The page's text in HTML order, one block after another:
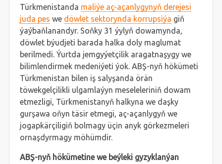
Türkmenistanda maliýe aç-açanlygynyň derejesi
juda pes we döwlet sektorynda korrupsiýa giň
ýaýbaňlanandyr. Soňky 31 ýylyň dowamynda,
döwlet býudjeti barada halka doly maglumat
berilmedi. Ýurtda jemgyýetçilik aragatnaşygy we
bilimlendirmek medeniýeti ýok. ABŞ-nyň hökümeti
Türkmenistan bilen iş salyşanda örän
töwekgelçilikli ulgamlaýyn meseleleriniň dowam
etmezligi, Türkmenistanyň halkyna we daşky
gurşawa oňyn täsir etmegi, aç-açanlygyň we
jogapkärçiligiň bolmagy üçin anyk görkezmeleri
ornaşdyrmagy möhümdir.
ABŞ-nyň hökümetine we beýleki gyzyklanýan